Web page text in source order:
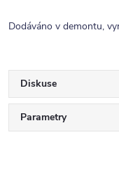
Dodáváno v demontu,
Diskuse
Parametry